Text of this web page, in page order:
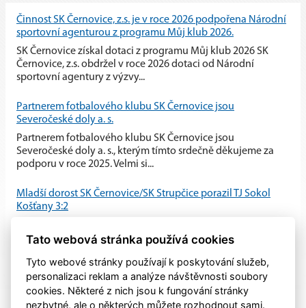
Činnost SK Černovice, z.s. je v roce 2026 podpořena Národní
sportovní agenturou z programu Můj klub 2026.
SK Černovice získal dotaci z programu Můj klub 2026 SK
Černovice, z.s. obdržel v roce 2026 dotaci od Národní
sportovní agentury z výzvy...
Partnerem fotbalového klubu SK Černovice jsou
Severočeské doly a. s.
Partnerem fotbalového klubu SK Černovice jsou
Severočeské doly a. s., kterým tímto srdečně děkujeme za
podporu v roce 2025. Velmi si...
Mladší dorost SK Černovice/SK Strupčice porazil TJ Sokol
Košťany 3:2
utkání proti TJ Sokol Košťany a po vyrovnaném průběhu
Tato webová stránka používá cookies
Tyto webové stránky používají k poskytování služeb,
personalizaci reklam a analýze návštěvnosti soubory
cookies. Některé z nich jsou k fungování stránky
nezbytné, ale o některých můžete rozhodnout sami.